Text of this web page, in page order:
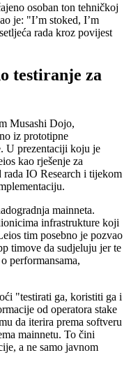
osoban ton tehničkoj
je: "I’m stoked, I’m
rada kroz povijest
testiranje za
Musashi Dojo,
iz prototipne
U prezentaciji koju je
kao rješenje za
IO Research i tijekom
mainneta.
infrastrukture koji
tim posebno je pozvao
timove da sudjeluju jer te
performansama,
"testirati ga, koristiti ga i
od operatora stake
da iterira prema softveru
mainnetu. To čini
a ne samo javnom